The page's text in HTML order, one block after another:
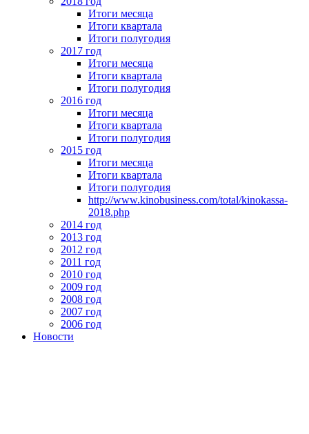
Итоги месяца
Итоги квартала
Итоги полугодия
2017 год
Итоги месяца
Итоги квартала
Итоги полугодия
2016 год
Итоги месяца
Итоги квартала
Итоги полугодия
2015 год
Итоги месяца
Итоги квартала
Итоги полугодия
http://www.kinobusiness.com/total/kinokassa-
2018.php
2014 год
2013 год
2012 год
2011 год
2010 год
2009 год
2008 год
2007 год
2006 год
Новости